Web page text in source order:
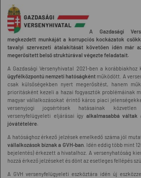
A Gazdasági
megkezdett munkáját a korrupciós kockázatok
tavalyi szervezeti átalakítását követően idén már
megerősített belső struktúrával végezte feladatait.
A Gazdasági Versenyhivatal 2021-ben a korábbiakhoz
ügyfélközpontú nemzeti hatóságként működött. A
csak külsőségekben nyert megerősítést, hanem
prioritásként kezeli a hazai fogyasztók problémáinak
magyar vállalkozásokat érintő káros piaci
versenyjogi jogsértések hatásainak
versenyfelügyeleti eljárásai így alkalmasabbá váltak
jóvátételére.
A hatósághoz érkező jelzések emelkedő száma jól
vállalkozások bíznak a GVH-ban. Idén eddig több mint
bejelentés) érkezett a hivatalhoz. A versenyhatóság
hozzá érkező jelzéseket és dönt az esetleges fellépés
A GVH versenyfelügyeleti eszköztára idén új